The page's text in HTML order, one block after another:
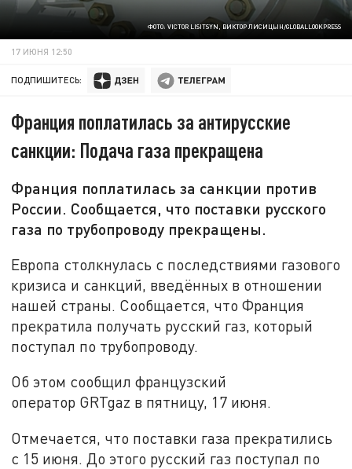
ФОТО: VICTOR LISITSYN, ВИКТОР ЛИСИЦЫН/GLOBALLOOKPRESS
17 ИЮНЯ 12:50
ПОДПИШИТЕСЬ:
Франция поплатилась за антирусские
санкции: Подача газа прекращена
Франция поплатилась за санкции против
России. Сообщается, что поставки русского
газа по трубопроводу прекращены.
Европа столкнулась с последствиями газового
кризиса и санкций, введённых в отношении
нашей страны. Сообщается, что Франция
прекратила получать русский газ, который
поступал по трубопроводу.
Об этом сообщил французский
оператор GRTgaz в пятницу, 17 июня.
Отмечается, что поставки газа прекратились
с 15 июня. До этого русский газ поступал по